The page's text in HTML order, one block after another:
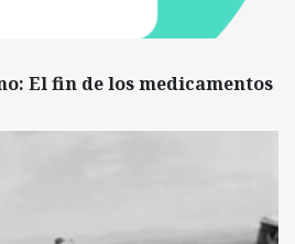
El fin de los medicamentos